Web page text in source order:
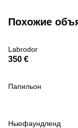
Похожие
Labrodor
350 €
Папильон
Ньюфаундленд